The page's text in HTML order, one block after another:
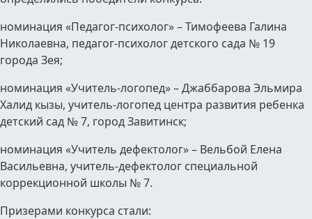
номинация «Педагог-психолог» – Тимофеева Галина
Николаевна, педагог-психолог детского сада № 19
города Зея;
номинация «Учитель-логопед» – Джаббарова Эльмира
Халид кызы, учитель-логопед центра развития ребенка
детский сад № 7, город Завитинск;
номинация «Учитель дефектолог» – Вельбой Елена
Васильевна, учитель-дефектолог специальной
коррекционной школы № 7.
Призерами конкурса стали: